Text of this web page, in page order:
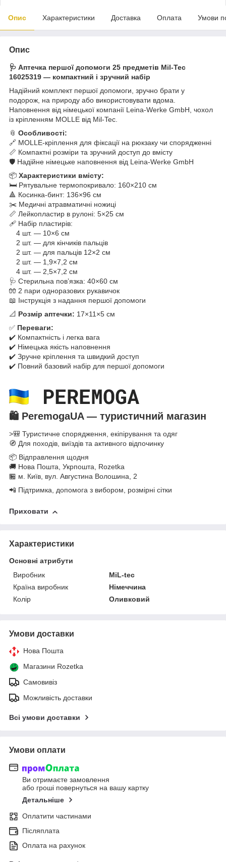
Опис Характеристики Доставка Оплата Умови
Опис
🩺 Аптечка першої допомоги 25 предметів Mil-Tec
16025319 — компактний і зручний набір
Надійний комплект першої допомоги, зручно брати у
подорож, на природу або використовувати вдома.
Наповнення від німецької компанії Leina-Werke GmbH, чохол
із кріпленням MOLLE від Mil-Tec.
📎 Особливості:
🔗 MOLLE-кріплення для фіксації на рюкзаку чи спорядженні
📏 Компактні розміри та зручний доступ до вмісту
🛡️ Надійне німецьке наповнення від Leina-Werke GmbH
📦 Характеристики вмісту:
🛏️ Рятувальне термопокривало: 160×210 см
🔺 Косинка-бинт: 136×96 см
✂️ Медичні атравматичні ножиці
📏 Лейкопластир в рулоні: 5×25 см
🩹 Набір пластирів:
4 шт. — 10×6 см
2 шт. — для кінчиків пальців
2 шт. — для пальців 12×2 см
2 шт. — 1,9×7,2 см
4 шт. — 2,5×7,2 см
🩺 Стерильна пов’язка: 40×60 см
🧤 2 пари одноразових рукавичок
📖 Інструкція з надання першої допомоги
📐 Розмір аптечки: 17×11×5 см
✅ Переваги:
✔️ Компактність і легка вага
✔️ Німецька якість наповнення
✔️ Зручне кріплення та швидкий доступ
✔️ Повний базовий набір для першої допомоги
🛍️ PeremogaUA — туристичний магазин
>🎒 Туристичне спорядження, екіпірування та одяг
🧭 Для походів, виїздів та активного відпочинку
📦 Відправлення щодня
🚚 Нова Пошта, Укрпошта, Rozetka
🏪 м. Київ, вул. Августина Волошина, 2
📲 Підтримка, допомога з вибором, розмірні сітки
Приховати
Характеристики
Основні атрибути
Виробник
MiL-tec
Країна виробник
Німеччина
Колір
Оливковий
Умови доставки
Нова Пошта
Магазини Rozetka
Самовивіз
Можливість доставки
Всі умови доставки
Умови оплати
Ви отримаєте замовлення
або гроші повернуться на вашу картку
Детальніше
Оплатити частинами
Післяплата
Оплата на рахунок